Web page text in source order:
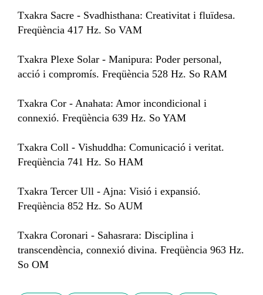
Txakra Sacre - Svadhisthana: Creativitat i fluïdesa.
Freqüència 417 Hz. So VAM
Txakra Plexe Solar - Manipura: Poder personal,
acció i compromís. Freqüència 528 Hz. So RAM
Txakra Cor - Anahata: Amor incondicional i
connexió. Freqüència 639 Hz. So YAM
Txakra Coll - Vishuddha: Comunicació i veritat.
Freqüència 741 Hz. So HAM
Txakra Tercer Ull - Ajna: Visió i expansió.
Freqüència 852 Hz. So AUM
Txakra Coronari - Sahasrara: Disciplina i
transcendència, connexió divina. Freqüència 963 Hz.
So OM